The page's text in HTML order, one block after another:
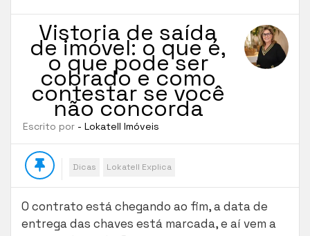
Vistoria de saída
de imóvel: o que é,
o que pode ser
cobrado e como
contestar se você
não concorda
Escrito por - Lokatell Imóveis
Dicas Lokatell Explica
O contrato está chegando ao fim, a data de
entrega das chaves está marcada, e aí vem a